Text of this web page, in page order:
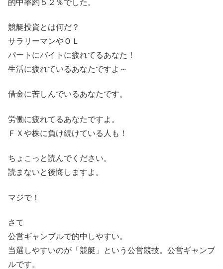
的中率約５２％でした。
競艇投資とは何だ？
サラリーマンやＯＬ
パートにバイトに疲れてるあなた！
生活に疲れているあなたですよ～
借金に苦しんでいるあなたです。
労働に疲れてるあなたですよ。
ＦＸや株に負け続けている人も！
ちょこっと読んでください。
読まないと後悔しますよ。
マジで！
さて
公営ギャンブルで的中しやすい。
当選しやすいのが「競艇」という公営競技。公営ギャンブ
ルです。